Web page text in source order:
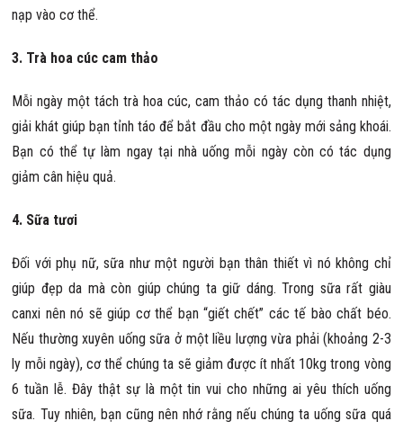
nạp vào cơ thể.
3. Trà hoa cúc cam thảo
Mỗi ngày một tách trà hoa cúc, cam thảo có tác dụng thanh nhiệt,
giải khát giúp bạn tỉnh táo để bắt đầu cho một ngày mới sảng khoái.
Bạn có thể tự làm ngay tại nhà uống mỗi ngày còn có tác dụng
giảm cân hiệu quả.
4. Sữa tươi
Đối với phụ nữ, sữa như một người bạn thân thiết vì nó không chỉ
giúp đẹp da mà còn giúp chúng ta giữ dáng. Trong sữa rất giàu
canxi nên nó sẽ giúp cơ thể bạn “giết chết” các tế bào chất béo.
Nếu thường xuyên uống sữa ở một liều lượng vừa phải (khoảng 2-3
ly mỗi ngày), cơ thể chúng ta sẽ giảm được ít nhất 10kg trong vòng
6 tuần lễ. Đây thật sự là một tin vui cho những ai yêu thích uống
sữa. Tuy nhiên, bạn cũng nên nhớ rằng nếu chúng ta uống sữa quá